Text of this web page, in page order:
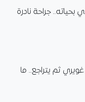
جراحة نادرة
ثم يتراجع.. ما